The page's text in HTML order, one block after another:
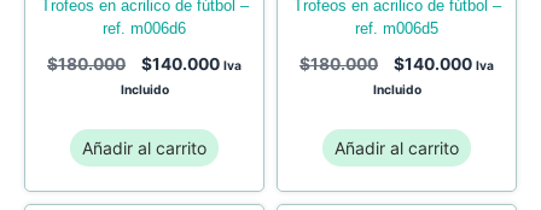
trofeos en acrilico de fútbol –
ref. m006d6
$180.000 $140.000 Iva
Incluido
Añadir al carrito
trofeos en acrilico de fútbol –
ref. m006d5
$180.000 $140.000 Iva
Incluido
Añadir al carrito